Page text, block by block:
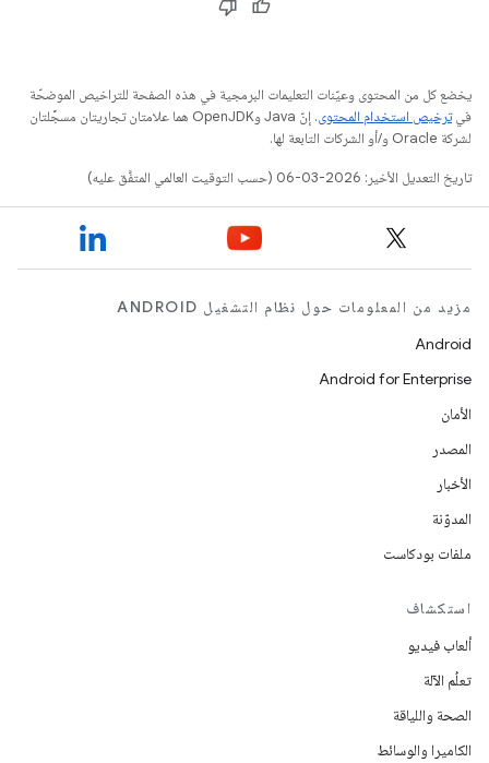
يخضع كل من المحتوى وعيّنات التعليمات البرمجية في هذه الصفحة للتراخيص الموضحّة
فيترخيص استخدام المحتوى
. إنّ Java وOpenJDK هما علامتان تجاريتان مسجَّلتان
لشركة Oracle و/أو الشركات التابعة لها.
تاريخ التعديل الأخير: 2026-03-06 (حسب التوقيت العالمي المتفَّق عليه)
مزيد من المعلومات حول نظام التشغيل ANDROID
Android
Android for Enterprise
الأمان
المصدر
الأخبار
المدوّنة
ملفات بودكاست
استكشاف
ألعاب فيديو
تعلُم الآلة
الصحة واللياقة
الكاميرا والوسائط